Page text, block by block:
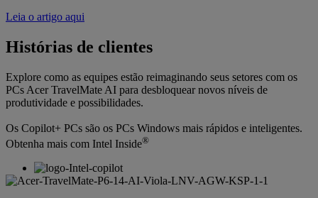
Leia o artigo aqui
Histórias de clientes
Explore como as equipes estão reimaginando seus setores com os
PCs Acer TravelMate AI para desbloquear novos níveis de
produtividade e possibilidades.
Os Copilot+ PCs são os PCs Windows mais rápidos e inteligentes.
Obtenha mais com Intel Inside®